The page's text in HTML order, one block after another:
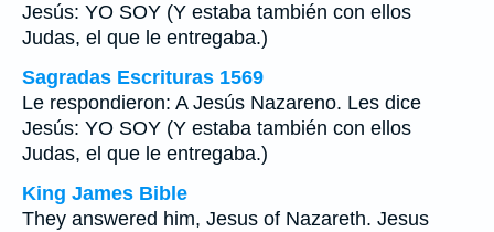
Jesús: YO SOY (Y estaba también con ellos
Judas, el que le entregaba.)
Sagradas Escrituras 1569
Le respondieron: A Jesús Nazareno. Les dice
Jesús: YO SOY (Y estaba también con ellos
Judas, el que le entregaba.)
King James Bible
They answered him, Jesus of Nazareth. Jesus